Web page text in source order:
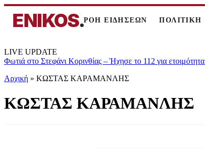
ENIKOS.ΡΟΗ ΕΙΔΗΣΕΩΝ ΠΟΛΙΤΙΚΗ
LIVE UPDATE
Φωτιά στο Στεφάνι Κορινθίας – Ήχησε το 112 για ετοιμότητα
Αρχική » ΚΩΣΤΑΣ ΚΑΡΑΜΑΝΛΗΣ
ΚΩΣΤΑΣ ΚΑΡΑΜΑΝΛΗΣ